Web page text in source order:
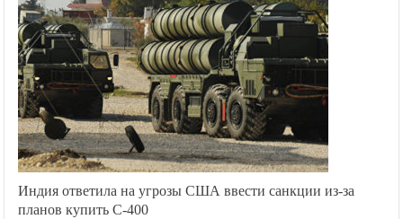
из
ядерной
то
вскоре
пожалеют
об
этом
Индия ответила на угрозы США ввести санкции из-за
планов купить С-400